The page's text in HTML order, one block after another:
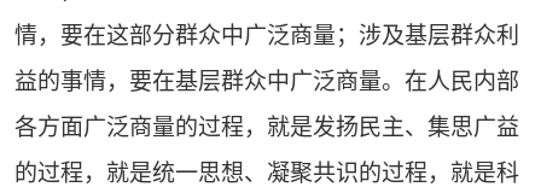
情，要在这部分群众中广泛商量；涉及基层群众利
益的事情，要在基层群众中广泛商量。在人民内部
各方面广泛商量的过程，就是发扬民主、集思广益
的过程，就是统一思想、凝聚共识的过程，就是科